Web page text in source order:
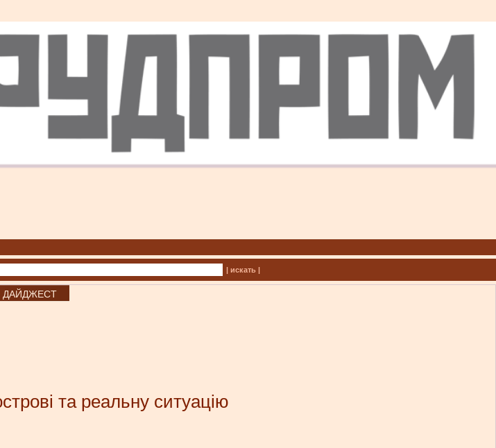
| искать |
ДАЙДЖЕСТ
та реальну ситуацію